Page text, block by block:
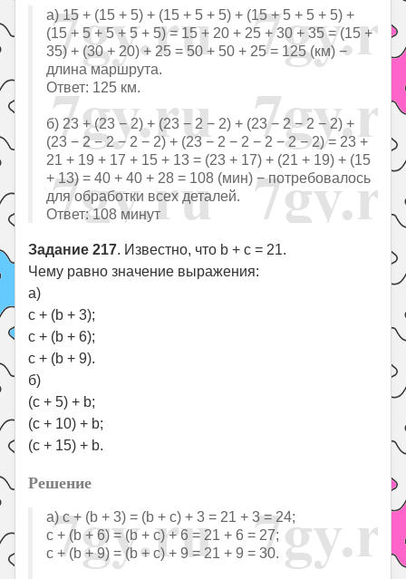
а) 15 + (15 + 5) + (15 + 5 + 5) + (15 + 5 + 5 + 5) +
(15 + 5 + 5 + 5 + 5) = 15 + 20 + 25 + 30 + 35 = (15 +
35) + (30 + 20) + 25 = 50 + 50 + 25 = 125 (км) −
длина маршрута.
Ответ: 125 км.
б) 23 + (23 − 2) + (23 − 2 − 2) + (23 − 2 − 2 − 2) +
(23 − 2 − 2 − 2 − 2) + (23 − 2 − 2 − 2 − 2 − 2) = 23 +
21 + 19 + 17 + 15 + 13 = (23 + 17) + (21 + 19) + (15
+ 13) = 40 + 40 + 28 = 108 (мин) − потребовалось
для обработки всех деталей.
Ответ: 108 минут
Задание 217. Известно, что b + c = 21.
Чему равно значение выражения:
а)
c + (b + 3);
c + (b + 6);
c + (b + 9).
б)
(с + 5) + b;
(с + 10) + b;
(с + 15) + b.
Решение
а) c + (b + 3) = (b + c) + 3 = 21 + 3 = 24;
c + (b + 6) = (b + c) + 6 = 21 + 6 = 27;
c + (b + 9) = (b + c) + 9 = 21 + 9 = 30.